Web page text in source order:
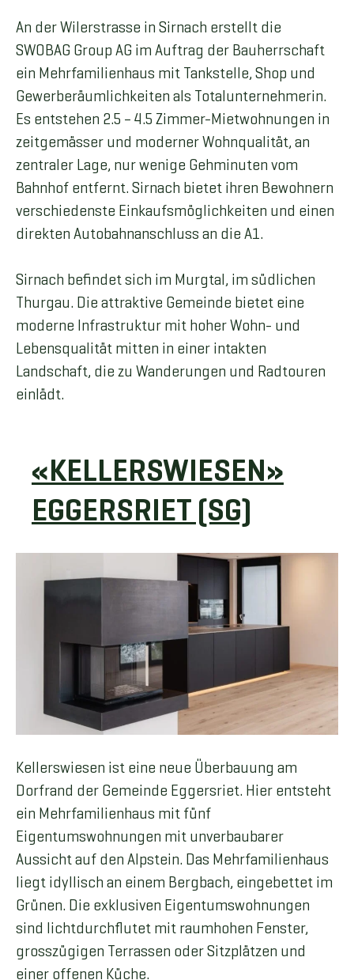
An der Wilerstrasse in Sirnach erstellt die
SWOBAG Group AG im Auftrag der Bauherrschaft
ein Mehrfamilienhaus mit Tankstelle, Shop und
Gewerberäumlichkeiten als Totalunternehmerin.
Es entstehen 2.5 – 4.5 Zimmer-Mietwohnungen in
zeitgemässer und moderner Wohnqualität, an
zentraler Lage, nur wenige Gehminuten vom
Bahnhof entfernt. Sirnach bietet ihren Bewohnern
verschiedenste Einkaufsmöglichkeiten und einen
direkten Autobahnanschluss an die A1.
Sirnach befindet sich im Murgtal, im südlichen
Thurgau. Die attraktive Gemeinde bietet eine
moderne Infrastruktur mit hoher Wohn- und
Lebensqualität mitten in einer intakten
Landschaft, die zu Wanderungen und Radtouren
einlädt.
«KELLERSWIESEN»
EGGERSRIET (SG)
Kellerswiesen ist eine neue Überbauung am
Dorfrand der Gemeinde Eggersriet. Hier entsteht
ein Mehrfamilienhaus mit fünf
Eigentumswohnungen mit unverbaubarer
Aussicht auf den Alpstein. Das Mehrfamilienhaus
liegt idyllisch an einem Bergbach, eingebettet im
Grünen. Die exklusiven Eigentumswohnungen
sind lichtdurchflutet mit raumhohen Fenster,
grosszügigen Terrassen oder Sitzplätzen und
einer offenen Küche.